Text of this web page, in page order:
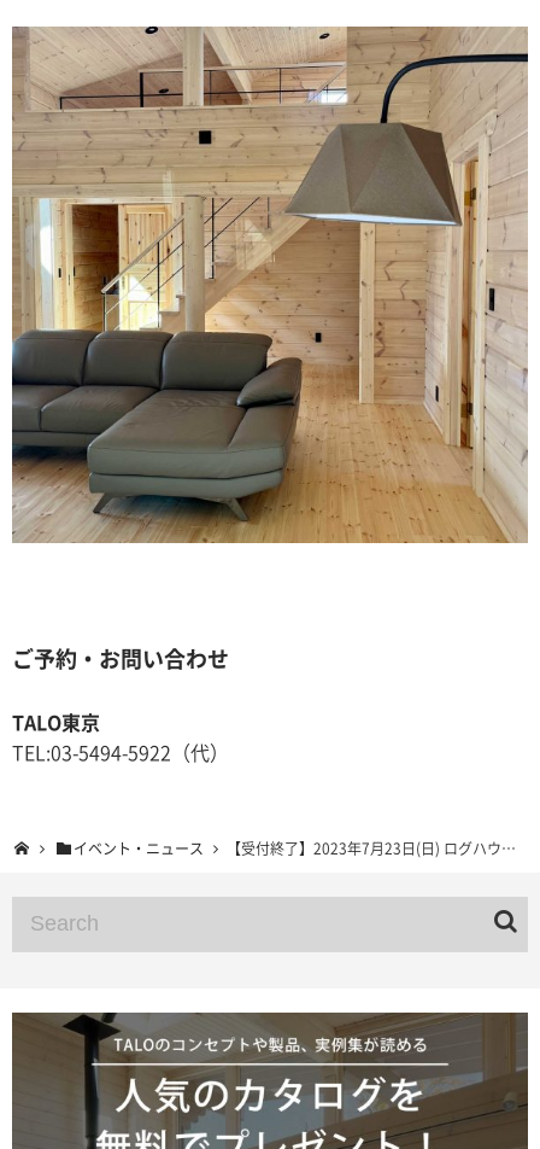
ご予約・お問い合わせ
TALO東京
TEL:03-5494-5922（代）
イベント・ニュース 【受付終了】2023年7月23日(日) ログハウス予約制完成見学会 長野県茅野市